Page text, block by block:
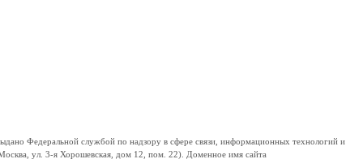
Федеральной службой по надзору в сфере связи, информационных технологий и
ул. 3-я Хорошевская, дом 12, пом. 22). Доменное имя сайта